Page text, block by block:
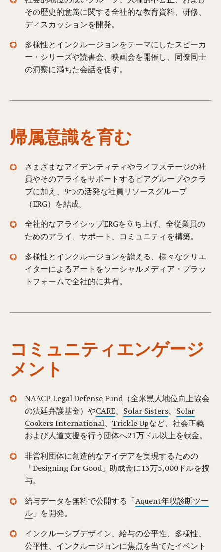
その歴史的意義に関する全社的な教育資料、研修、
ディスカッションを開発。
多様性とインクルージョンをテーマにしたスピーカ
ー・シリーズや読書会、映画会を開催し、同僚同士
の洞察に満ちた会話を促す。
帰属意識を育む
さまざまなアイデンティティやライフステージの社
員やそのアライをサポートするピアグループやクラ
ブに加え、9つの活発な社員リソースグループ
（ERG）を結成。
全社的なアライシップERGを立ち上げ、全従業員の
ためのアライ、サポート、コミュニティを構築。
多様性とインクルージョンを讃える、様々なクリエ
イターによるアートをソーシャルメディア・プラッ
トフォームで全社的に共有。
コミュニティエンゲージ
メント
NAACP Legal Defense Fund （全米黒人地位向上協会
の法廷弁護基金）やCARE、 Solar Sisters、 Solar
Cookers International、 Trickle Upなど、社会正義
および人道支援を行う団体へ21万ドル以上を献金。
非営利団体に創造的なアイデアを実現するための
「Designing for Good」助成金に13万5,000ドルを授
与。
給与データを無料で公開する「Aquent年収診断ツー
ル 」を開発。
インクルーシブデザイン、給与の公平性、多様性、
公平性、インクルージョンに焦点を当てたイベント